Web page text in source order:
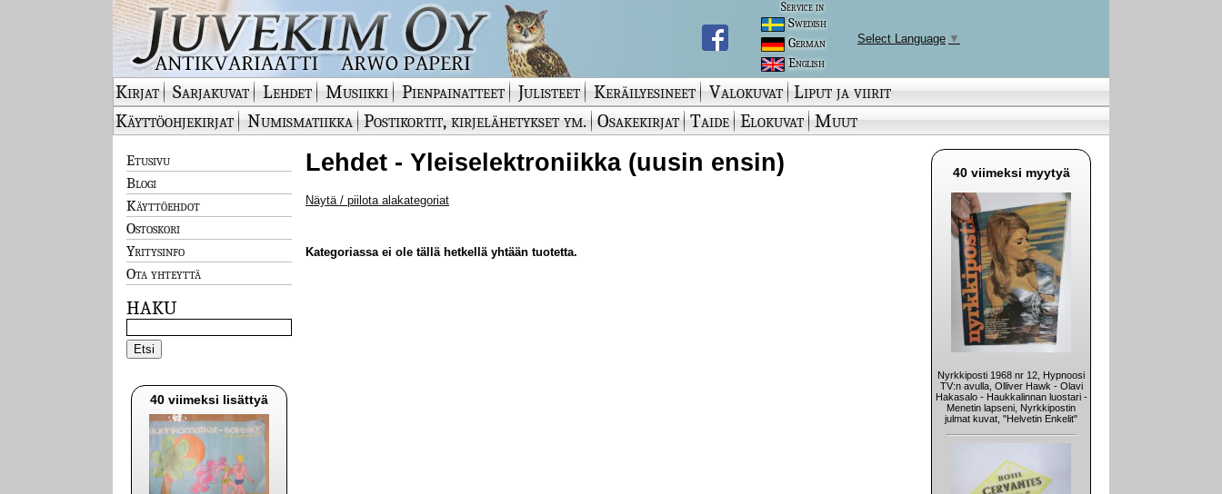
Service in
Swedish
German
English
Select Language ▼
Kirjat Sarjakuvat Lehdet Musiikki Pienpainatteet Julisteet Keräilyesineet Valokuvat Liput ja viirit
Käyttöohjekirjat
Numismatiikka Postikortit, kirjelähetykset ym. Osakekirjat Taide Elokuvat Muut
Etusivu
Blogi
Käyttöehdot
Ostoskori
Yritysinfo
Ota yhteyttä
HAKU
40 viimeksi lisättyä
Lehdet - Yleiselektroniikka (uusin ensin)
Näytä / piilota alakategoriat
Kategoriassa ei ole tällä hetkellä yhtään tuotetta.
40 viimeksi myytyä
Nyrkkiposti 1968 nr 12, Hypnoosi
TV:n avulla, Olliver Hawk - Olavi
Hakasalo - Haukkalinnan luostari -
Menetin lapseni, Nyrkkipostin
julmat kuvat, "Helvetin Enkelit"